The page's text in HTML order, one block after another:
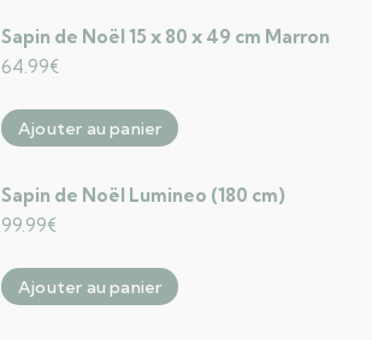
Sapin de Noël 15 x 80 x 49 cm Marron
64.99€
Ajouter au panier
Sapin de Noël Lumineo (180 cm)
99.99€
Ajouter au panier